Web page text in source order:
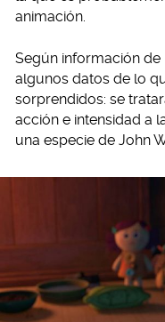
animación.
Según información de
algunos datos de lo
sorprendidos: se
acción e intensidad a
una especie de John